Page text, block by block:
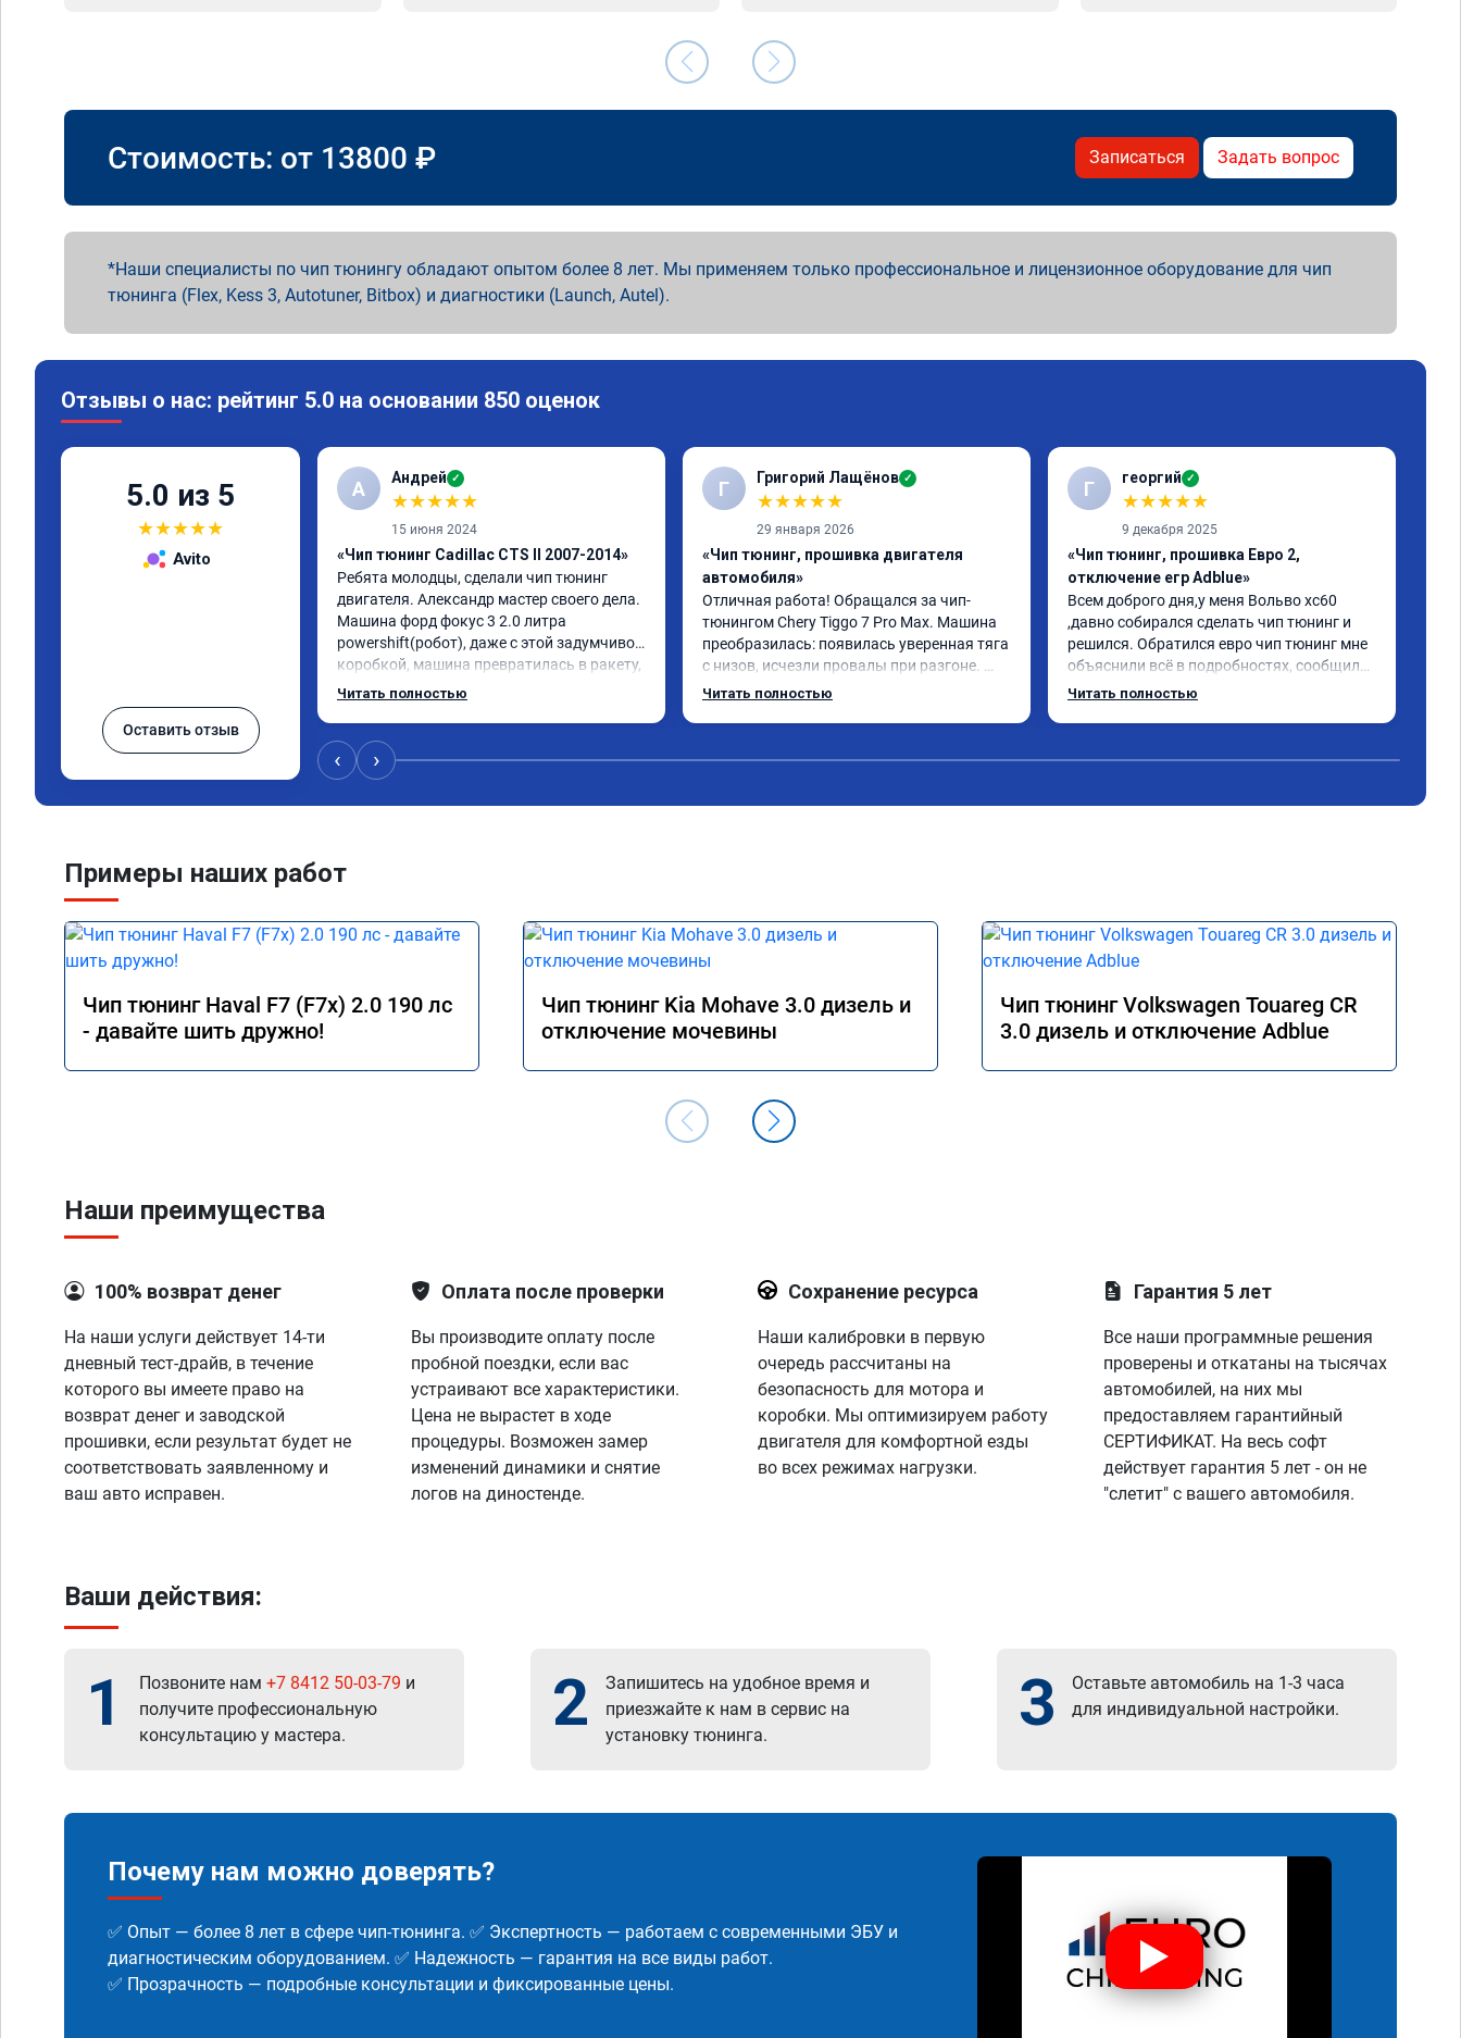
Стоимость: от 13800 ₽ Записаться Задать вопрос
Наши специалисты по чип тюнингу обладают опытом более 8 лет. Мы применяем только профессиональное и лицензионное оборудование для чип
тюнинга (Flex, Kess 3, Autotuner, Bitbox) и диагностики (Launch, Autel).
Отзывы о нас: рейтинг 5.0 на основании 850 оценок
5.0 из 5
★★★★★
Avito
Оставить отзыв
А Андрей ✓
★★★★★
15 июня 2024
«Чип тюнинг Cadillac CTS II 2007-2014»
Ребята молодцы, сделали чип тюнинг
двигателя. Александр мастер своего дела.
Машина форд фокус 3 2.0 литра
powershift(робот), даже с этой задумчивой
коробкой, машина превратилась в ракету,
даже страшно от такого ускорения,
машины, при этом расход топлива
немного уменьшился, начиная даже на
Читать полностью
Г Григорий Лащёнов ✓
★★★★★
29 января 2026
«Чип тюнинг, прошивка двигателя
автомобиля»
Отличная работа! Обращался за чип-
тюнингом Chery Tiggo 7 Pro Max. Машина
преобразилась: появилась уверенная тяга
с низов, исчезли провалы при разгоне.
Расход в спокойном режиме даже немного
Читать полностью
Г георгий ✓
★★★★★
9 декабря 2025
«Чип тюнинг, прошивка Евро 2,
отключение егр Adblue»
Всем доброго дня,у меня Вольво xc60
,давно собирался сделать чип тюнинг и
решился. Обратился евро чип тюнинг мне
объяснили всё в подробностях, сообщили
сумму записали. Приехал в назначенное
Читать полностью
‹ ›
Примеры наших работ
Чип тюнинг Haval F7 (F7x) 2.0 190 лс
- давайте шить дружно!
Чип тюнинг Kia Mohave 3.0 дизель и
отключение мочевины
Чип тюнинг Volkswagen Touareg CR
3.0 дизель и отключение Adblue
Наши преимущества
100% возврат денег
На наши услуги действует 14-ти
дневный тест-драйв, в течение
которого вы имеете право на
возврат денег и заводской
прошивки, если результат будет не
соответствовать заявленному и
ваш авто исправен.
Оплата после проверки
Вы производите оплату после
пробной поездки, если вас
устраивают все характеристики.
Цена не вырастет в ходе
процедуры. Возможен замер
изменений динамики и снятие
логов на диностенде.
Сохранение ресурса
Наши калибровки в первую
очередь рассчитаны на
безопасность для мотора и
коробки. Мы оптимизируем работу
двигателя для комфортной езды
во всех режимах нагрузки.
Гарантия 5 лет
Все наши программные решения
проверены и откатаны на тысячах
автомобилей, на них мы
предоставляем гарантийный
СЕРТИФИКАТ. На весь софт
действует гарантия 5 лет - он не
"слетит" с вашего автомобиля.
Ваши действия:
1 Позвоните нам +7 8412 50-03-79 и
получите профессиональную
консультацию у мастера.
2
Запишитесь на удобное время и
приезжайте к нам в сервис на
установку тюнинга.
3
Оставьте автомобиль на 1-3 часа
для индивидуальной настройки.
Почему нам можно доверять?
✅ Опыт — более 8 лет в сфере чип-тюнинга. ✅ Экспертность — работаем с современными ЭБУ и
диагностическим оборудованием. ✅ Надежность — гарантия на все виды работ.
✅ Прозрачность — подробные консультации и фиксированные цены.